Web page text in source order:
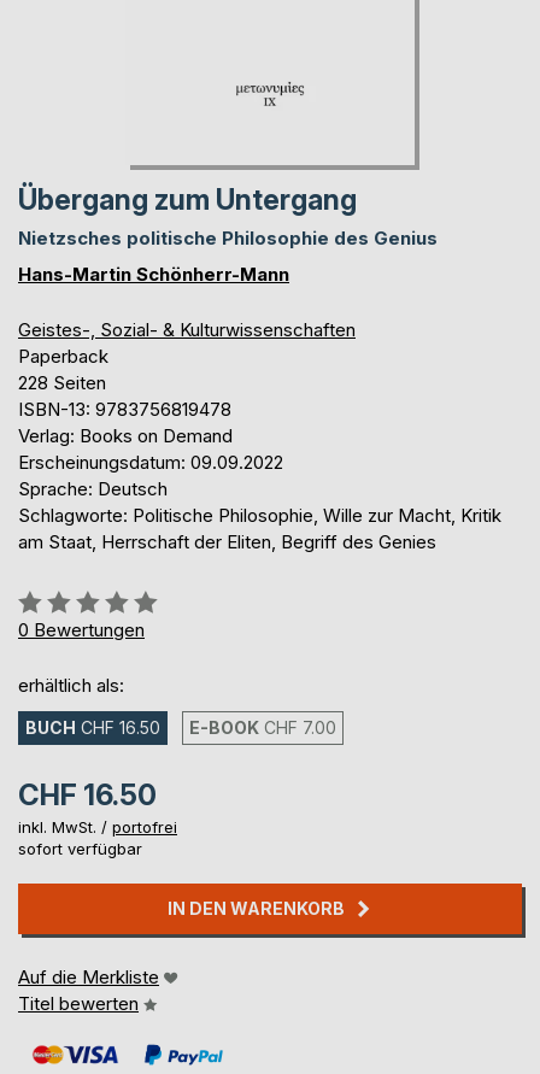
Übergang zum Untergang
Nietzsches politische Philosophie des Genius
Hans-Martin Schönherr-Mann
Geistes-, Sozial- & Kulturwissenschaften
Paperback
228 Seiten
ISBN-13: 9783756819478
Verlag: Books on Demand
Erscheinungsdatum: 09.09.2022
Sprache: Deutsch
Schlagworte: Politische Philosophie, Wille zur Macht, Kritik
am Staat, Herrschaft der Eliten, Begriff des Genies
Bewertung::
0%
0 Bewertungen
erhältlich als:
BUCH CHF 16.50 E-BOOK CHF 7.00
CHF 16.50
inkl. MwSt. / portofrei
sofort verfügbar
IN DEN WARENKORB
Auf die Merkliste
Titel bewerten